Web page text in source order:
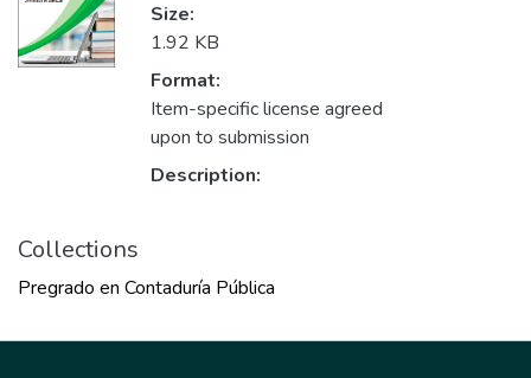
Size:
1.92 KB
Format:
Item-specific license agreed
upon to submission
Description:
Collections
Pregrado en Contaduría Pública